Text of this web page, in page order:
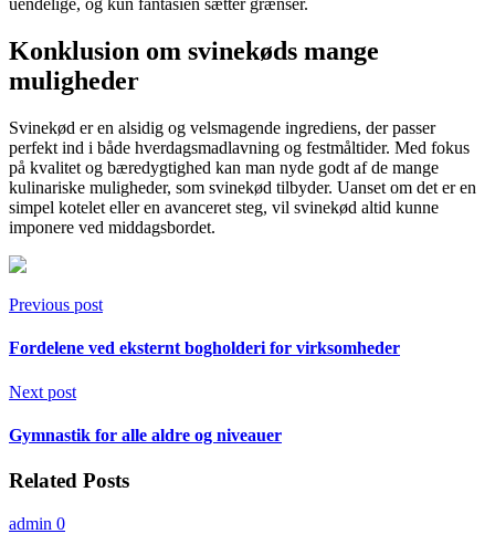
uendelige, og kun fantasien sætter grænser.
Konklusion om svinekøds mange
muligheder
Svinekød er en alsidig og velsmagende ingrediens, der passer
perfekt ind i både hverdagsmadlavning og festmåltider. Med fokus
på kvalitet og bæredygtighed kan man nyde godt af de mange
kulinariske muligheder, som svinekød tilbyder. Uanset om det er en
simpel kotelet eller en avanceret steg, vil svinekød altid kunne
imponere ved middagsbordet.
Previous post
Fordelene ved eksternt bogholderi for virksomheder
Next post
Gymnastik for alle aldre og niveauer
Related Posts
admin 0